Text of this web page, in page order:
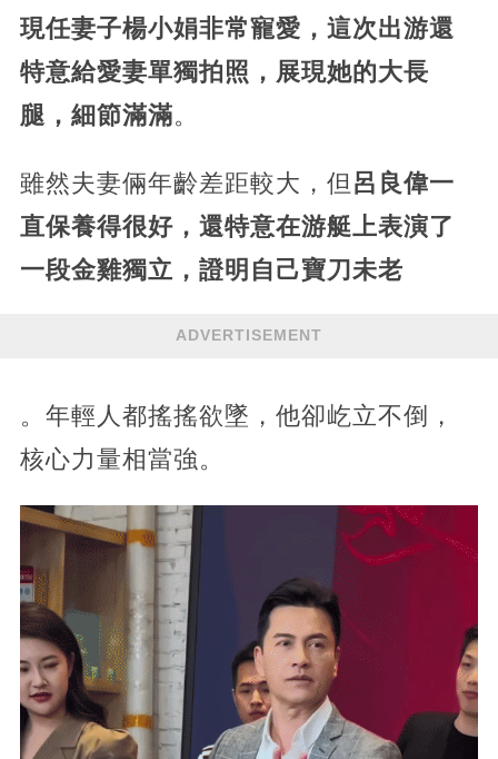
現任妻子楊小娟非常寵愛，這次出游還
特意給愛妻單獨拍照，展現她的大長
腿，細節滿滿。
雖然夫妻倆年齡差距較大，但 呂良偉一
直保養得很好，還特意在游艇上表演了
一段金雞獨立，證明自己寶刀未老
ADVERTISEMENT
。年輕人都搖搖欲墜，他卻屹立不倒，
核心力量相當強。